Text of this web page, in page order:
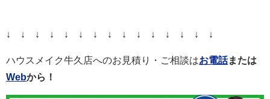
↓ ↓ ↓ ↓ ↓ ↓ ↓ ↓ ↓ ↓ ↓ ↓ ↓ ↓ ↓
ハウスメイク牛久店へのお見積り・ご相談はお電話または
Webから！